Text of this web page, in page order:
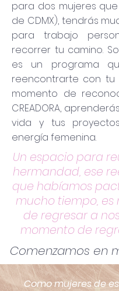
para dos mujeres
de CDMX), tendrás
para trabajo
recorrer tu camino.
es un programa
reencontrarte con tu
momento de
CREADORA,
vida y tus
energía femenina.
Un espacio para
hermandad, ese
que habíamos
mucho tiempo, es
de regresar a
momento de
Comenzamos en
Como mujeres de